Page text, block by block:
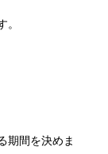
。
期間を決めま